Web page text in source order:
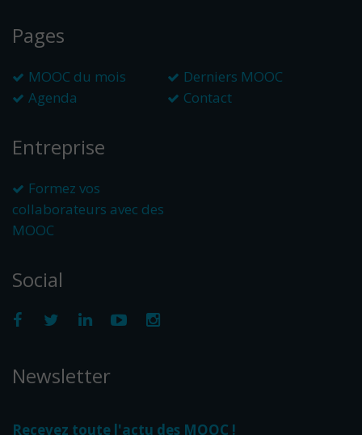
Pages
MOOC du mois
Derniers MOOC
Agenda
Contact
Entreprise
Formez vos
collaborateurs avec des
MOOC
Social
Newsletter
Recevez toute l'actu des MOOC !